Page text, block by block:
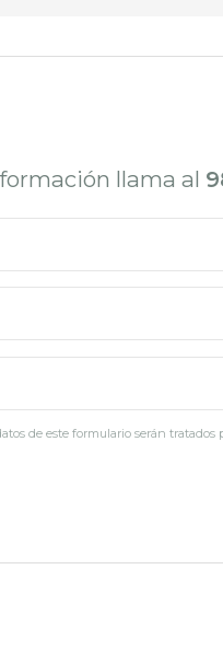
llama al
de este formulario serán